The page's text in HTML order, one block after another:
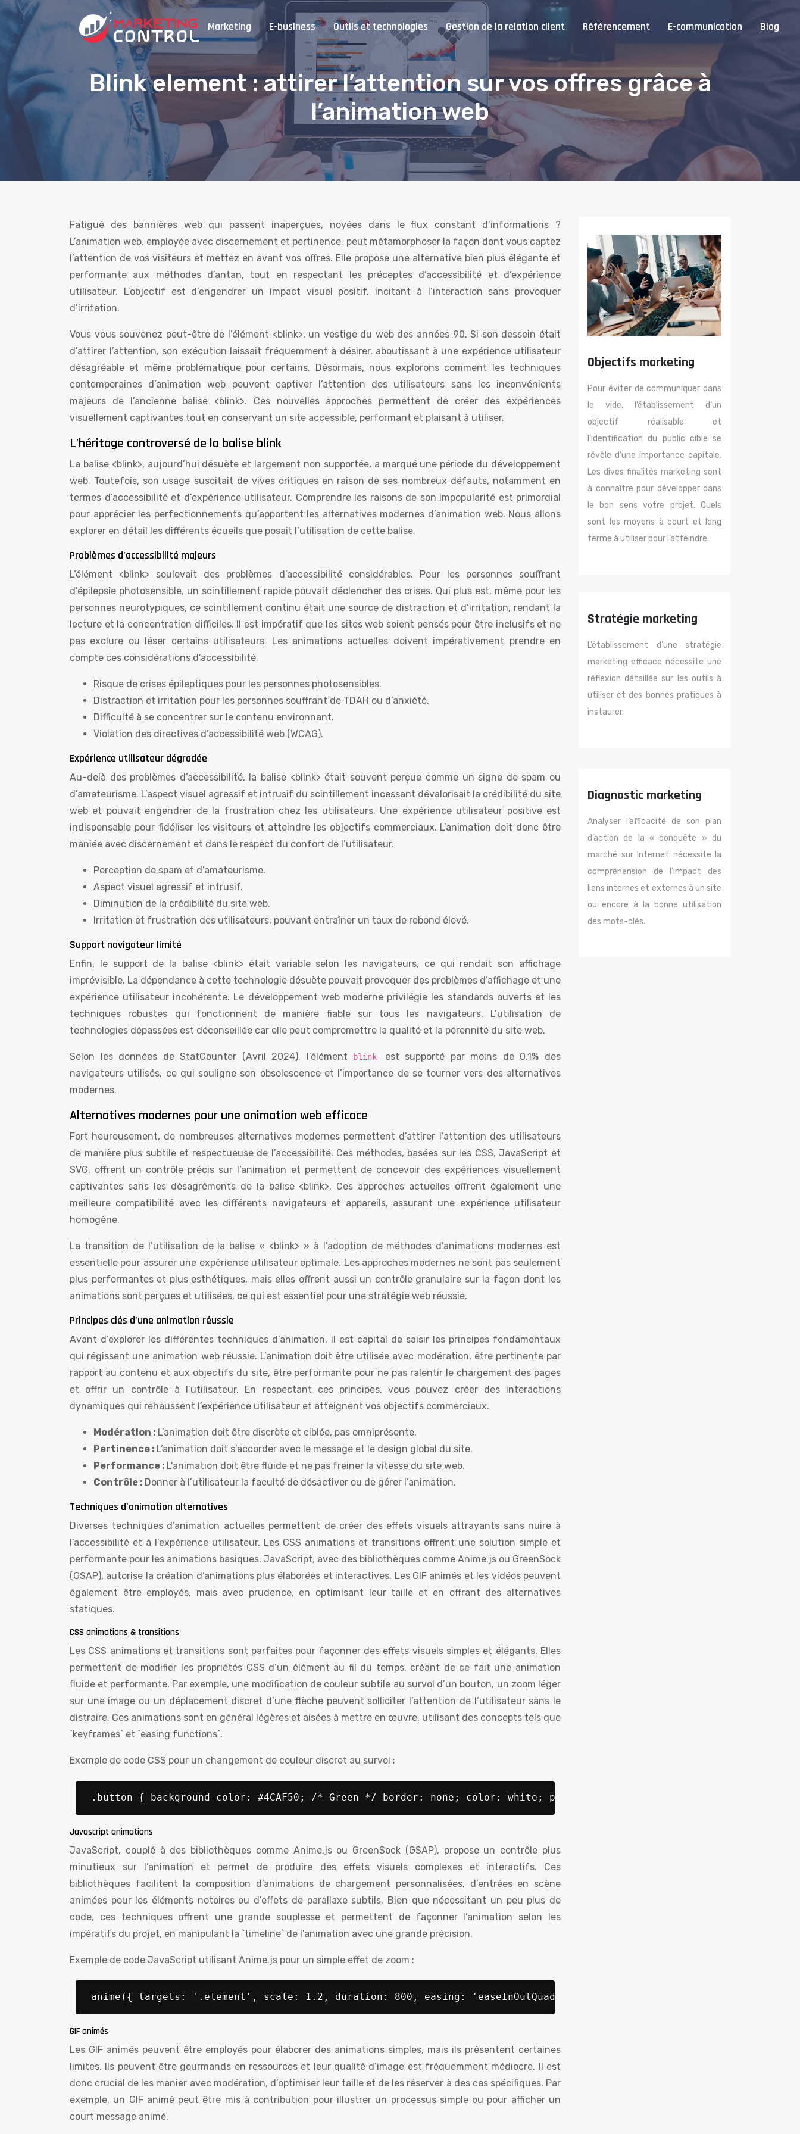
Marketing E-business Outils et technologies Gestion de la relation client Référencement E-communication Blog
Blink element : attirer l’attention sur vos offres grâce à
l’animation web
Fatigué des bannières web qui passent inaperçues, noyées dans le flux constant d’informations ?
L’animation web, employée avec discernement et pertinence, peut métamorphoser la façon dont vous captez
l’attention de vos visiteurs et mettez en avant vos offres. Elle propose une alternative bien plus élégante et
performante aux méthodes d’antan, tout en respectant les préceptes d’accessibilité et d’expérience
utilisateur. L’objectif est d’engendrer un impact visuel positif, incitant à l’interaction sans provoquer
d’irritation.
Vous vous souvenez peut-être de l’élément <blink>, un vestige du web des années 90. Si son dessein était
d’attirer l’attention, son exécution laissait fréquemment à désirer, aboutissant à une expérience utilisateur
désagréable et même problématique pour certains. Désormais, nous explorons comment les techniques
contemporaines d’animation web peuvent captiver l’attention des utilisateurs sans les inconvénients
majeurs de l’ancienne balise <blink>. Ces nouvelles approches permettent de créer des expériences
visuellement captivantes tout en conservant un site accessible, performant et plaisant à utiliser.
L’héritage controversé de la balise blink
La balise <blink>, aujourd’hui désuète et largement non supportée, a marqué une période du développement
web. Toutefois, son usage suscitait de vives critiques en raison de ses nombreux défauts, notamment en
termes d’accessibilité et d’expérience utilisateur. Comprendre les raisons de son impopularité est primordial
pour apprécier les perfectionnements qu’apportent les alternatives modernes d’animation web. Nous allons
explorer en détail les différents écueils que posait l’utilisation de cette balise.
Problèmes d’accessibilité majeurs
L’élément <blink> soulevait des problèmes d’accessibilité considérables. Pour les personnes souffrant
d’épilepsie photosensible, un scintillement rapide pouvait déclencher des crises. Qui plus est, même pour les
personnes neurotypiques, ce scintillement continu était une source de distraction et d’irritation, rendant la
lecture et la concentration difficiles. Il est impératif que les sites web soient pensés pour être inclusifs et ne
pas exclure ou léser certains utilisateurs. Les animations actuelles doivent impérativement prendre en
compte ces considérations d’accessibilité.
Risque de crises épileptiques pour les personnes photosensibles.
Distraction et irritation pour les personnes souffrant de TDAH ou d’anxiété.
Difficulté à se concentrer sur le contenu environnant.
Violation des directives d’accessibilité web (WCAG).
Expérience utilisateur dégradée
Au-delà des problèmes d’accessibilité, la balise <blink> était souvent perçue comme un signe de spam ou
d’amateurisme. L’aspect visuel agressif et intrusif du scintillement incessant dévalorisait la crédibilité du site
web et pouvait engendrer de la frustration chez les utilisateurs. Une expérience utilisateur positive est
indispensable pour fidéliser les visiteurs et atteindre les objectifs commerciaux. L’animation doit donc être
maniée avec discernement et dans le respect du confort de l’utilisateur.
Perception de spam et d’amateurisme.
Aspect visuel agressif et intrusif.
Diminution de la crédibilité du site web.
Irritation et frustration des utilisateurs, pouvant entraîner un taux de rebond élevé.
Support navigateur limité
Enfin, le support de la balise <blink> était variable selon les navigateurs, ce qui rendait son affichage
imprévisible. La dépendance à cette technologie désuète pouvait provoquer des problèmes d’affichage et une
expérience utilisateur incohérente. Le développement web moderne privilégie les standards ouverts et les
techniques robustes qui fonctionnent de manière fiable sur tous les navigateurs. L’utilisation de
technologies dépassées est déconseillée car elle peut compromettre la qualité et la pérennité du site web.
Selon les données de StatCounter (Avril 2024), l’élément blink est supporté par moins de 0.1% des
navigateurs utilisés, ce qui souligne son obsolescence et l’importance de se tourner vers des alternatives
modernes.
Alternatives modernes pour une animation web efficace
Fort heureusement, de nombreuses alternatives modernes permettent d’attirer l’attention des utilisateurs
de manière plus subtile et respectueuse de l’accessibilité. Ces méthodes, basées sur les CSS, JavaScript et
SVG, offrent un contrôle précis sur l’animation et permettent de concevoir des expériences visuellement
captivantes sans les désagréments de la balise <blink>. Ces approches actuelles offrent également une
meilleure compatibilité avec les différents navigateurs et appareils, assurant une expérience utilisateur
homogène.
La transition de l’utilisation de la balise « <blink> » à l’adoption de méthodes d’animations modernes est
essentielle pour assurer une expérience utilisateur optimale. Les approches modernes ne sont pas seulement
plus performantes et plus esthétiques, mais elles offrent aussi un contrôle granulaire sur la façon dont les
animations sont perçues et utilisées, ce qui est essentiel pour une stratégie web réussie.
Principes clés d’une animation réussie
Avant d’explorer les différentes techniques d’animation, il est capital de saisir les principes fondamentaux
qui régissent une animation web réussie. L’animation doit être utilisée avec modération, être pertinente par
rapport au contenu et aux objectifs du site, être performante pour ne pas ralentir le chargement des pages
et offrir un contrôle à l’utilisateur. En respectant ces principes, vous pouvez créer des interactions
dynamiques qui rehaussent l’expérience utilisateur et atteignent vos objectifs commerciaux.
Modération : L’animation doit être discrète et ciblée, pas omniprésente.
Pertinence : L’animation doit s’accorder avec le message et le design global du site.
Performance : L’animation doit être fluide et ne pas freiner la vitesse du site web.
Contrôle : Donner à l’utilisateur la faculté de désactiver ou de gérer l’animation.
Techniques d’animation alternatives
Diverses techniques d’animation actuelles permettent de créer des effets visuels attrayants sans nuire à
l’accessibilité et à l’expérience utilisateur. Les CSS animations et transitions offrent une solution simple et
performante pour les animations basiques. JavaScript, avec des bibliothèques comme Anime.js ou GreenSock
(GSAP), autorise la création d’animations plus élaborées et interactives. Les GIF animés et les vidéos peuvent
également être employés, mais avec prudence, en optimisant leur taille et en offrant des alternatives
statiques.
CSS animations & transitions
Les CSS animations et transitions sont parfaites pour façonner des effets visuels simples et élégants. Elles
permettent de modifier les propriétés CSS d’un élément au fil du temps, créant de ce fait une animation
fluide et performante. Par exemple, une modification de couleur subtile au survol d’un bouton, un zoom léger
sur une image ou un déplacement discret d’une flèche peuvent solliciter l’attention de l’utilisateur sans le
distraire. Ces animations sont en général légères et aisées à mettre en œuvre, utilisant des concepts tels que
`keyframes` et `easing functions`.
Exemple de code CSS pour un changement de couleur discret au survol :
.button { background-color: #4CAF50; /* Green */ border: none; color: white; padding: 15px 32px; text-align:
Javascript animations
JavaScript, couplé à des bibliothèques comme Anime.js ou GreenSock (GSAP), propose un contrôle plus
minutieux sur l’animation et permet de produire des effets visuels complexes et interactifs. Ces
bibliothèques facilitent la composition d’animations de chargement personnalisées, d’entrées en scène
animées pour les éléments notoires ou d’effets de parallaxe subtils. Bien que nécessitant un peu plus de
code, ces techniques offrent une grande souplesse et permettent de façonner l’animation selon les
impératifs du projet, en manipulant la `timeline` de l’animation avec une grande précision.
Exemple de code JavaScript utilisant Anime.js pour un simple effet de zoom :
anime({ targets: '.element', scale: 1.2, duration: 800, easing: 'easeInOutQuad' });
GIF animés
Les GIF animés peuvent être employés pour élaborer des animations simples, mais ils présentent certaines
limites. Ils peuvent être gourmands en ressources et leur qualité d’image est fréquemment médiocre. Il est
donc crucial de les manier avec modération, d’optimiser leur taille et de les réserver à des cas spécifiques. Par
exemple, un GIF animé peut être mis à contribution pour illustrer un processus simple ou pour afficher un
court message animé.
Objectifs marketing
Pour éviter de communiquer dans
le vide, l’établissement d’un
objectif réalisable et
l’identification du public cible se
révèle d’une importance capitale.
Les dives finalités marketing sont
à connaître pour développer dans
le bon sens votre projet. Quels
sont les moyens à court et long
terme à utiliser pour l’atteindre.
Stratégie marketing
L’établissement d’une stratégie
marketing efficace nécessite une
réflexion détaillée sur les outils à
utiliser et des bonnes pratiques à
instaurer.
Diagnostic marketing
Analyser l’efficacité de son plan
d’action de la « conquête » du
marché sur Internet nécessite la
compréhension de l’impact des
liens internes et externes à un site
ou encore à la bonne utilisation
des mots-clés.